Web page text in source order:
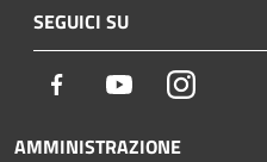
SEGUICI SU
Facebook YoutubeInstagram
AMMINISTRAZIONE